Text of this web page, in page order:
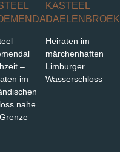
–
im
nahe
KASTEEL
DAELENBROEK
Heiraten im
märchenhaften
Limburger
Wasserschloss